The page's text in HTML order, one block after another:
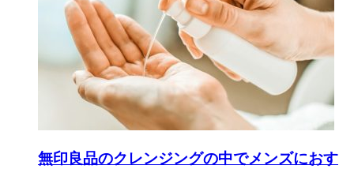
無印良品のクレンジングの中でメンズにおす